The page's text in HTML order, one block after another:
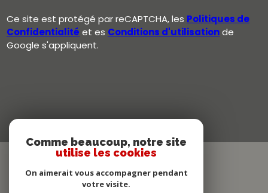
Ce site est protégé par reCAPTCHA, les Politiques de
Confidentialité et es Conditions d'utilisationde
Google s'appliquent.
Comme beaucoup, notre site
utilise les cookies
On aimerait vous accompagner pendant
votre visite.